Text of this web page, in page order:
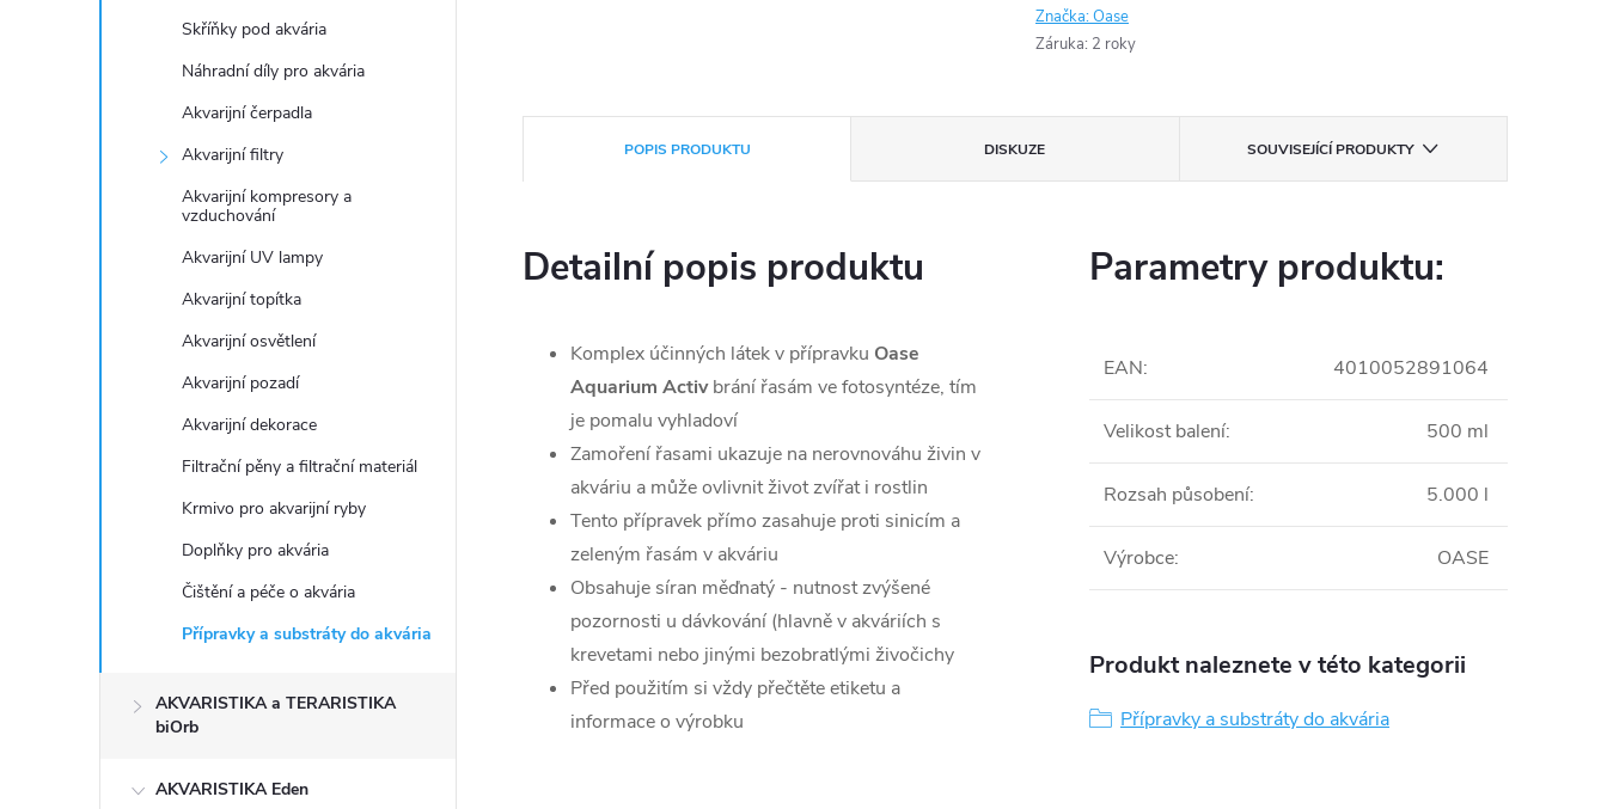
Skříňky pod akvária
Náhradní díly pro akvária
Akvarijní čerpadla
Akvarijní filtry
Akvarijní kompresory a
vzduchování
Akvarijní UV lampy
Akvarijní topítka
Akvarijní osvětlení
Akvarijní pozadí
Akvarijní dekorace
Filtrační pěny a filtrační materiál
Krmivo pro akvarijní ryby
Doplňky pro akvária
Čištění a péče o akvária
Přípravky a substráty do akvária
AKVARISTIKA a TERARISTIKA
biOrb
AKVARISTIKA Eden
Značka:Oase
Záruka: 2 roky
POPIS PRODUKTU DISKUZE SOUVISEJÍCÍ PRODUKTY
Detailní popis produktu
Komplex účinných látek v přípravku Oase
Aquarium Activbrání řasám ve fotosyntéze, tím
je pomalu vyhladoví
Zamoření řasami ukazuje na nerovnováhu živin v
akváriu a může ovlivnit život zvířat i rostlin
Tento přípravek přímo zasahuje proti sinicím a
zeleným řasám v akváriu
Obsahuje síran měďnatý - nutnost zvýšené
pozornosti u dávkování (hlavně v akváriích s
krevetami nebo jinými bezobratlými živočichy
Před použitím si vždy přečtěte etiketu a
informace o výrobku
Parametry produktu:
EAN: 4010052891064
Velikost balení: 500 ml
Rozsah působení: 5.000 l
Výrobce: OASE
Produkt naleznete v této kategorii
Přípravky a substráty do akvária